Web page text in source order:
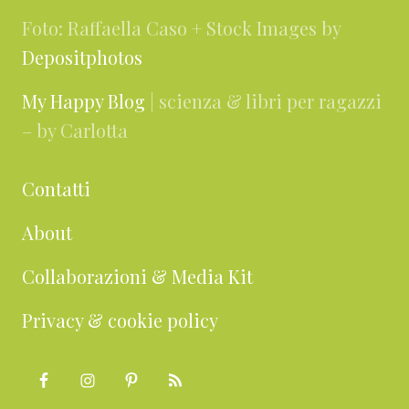
Foto: Raffaella Caso + Stock Images by
Depositphotos
My Happy Blog | scienza & libri per ragazzi
– by Carlotta
Contatti
About
Collaborazioni & Media Kit
Privacy & cookie policy